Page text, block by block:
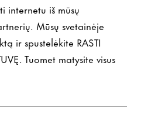
internetu iš mūsų
Mūsų svetainėje
ir spustelėkite RASTI
Tuomet matysite visus